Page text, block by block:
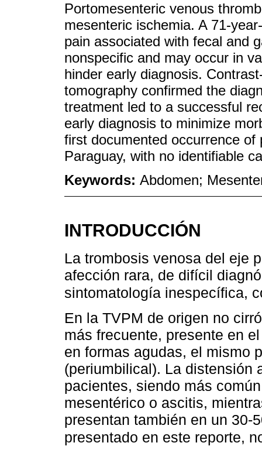
Portomesenteric venous
mesenteric ischemia. A 71-
pain associated with fecal and
nonspecific and may occur in
hinder early diagnosis.
tomography confirmed the
treatment led to a successful
early diagnosis to minimize
first documented occurrence
Paraguay, with no identifiable
Keywords: Abdomen;
INTRODUCCIÓN
La trombosis venosa del eje
afección rara, de difícil
sintomatología inespecífica,
En la TVPM de origen no
más frecuente, presente en
en formas agudas, el mismo
(periumbilical). La distensión
pacientes, siendo más
mesentérico o ascitis,
presentan también en un 30-
presentado en este reporte,